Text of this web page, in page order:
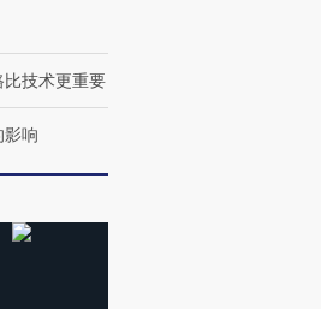
【商旅对话】华住集团
技术更重要
影响